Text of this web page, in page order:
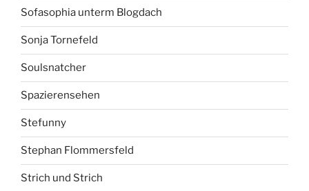
Sofasophia unterm Blogdach
Sonja Tornefeld
Soulsnatcher
Spazierensehen
Stefunny
Stephan Flommersfeld
Strich und Strich